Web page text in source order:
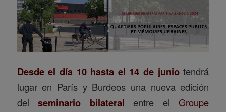
Desde el día 10 hasta el 14 de juniotendrá
lugar en París y Burdeos una nueva edición
delseminario bilateral entre el Groupe